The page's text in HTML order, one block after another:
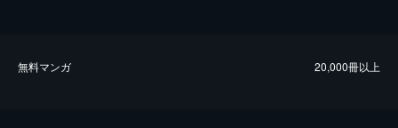
無料マンガ 20,000冊以上